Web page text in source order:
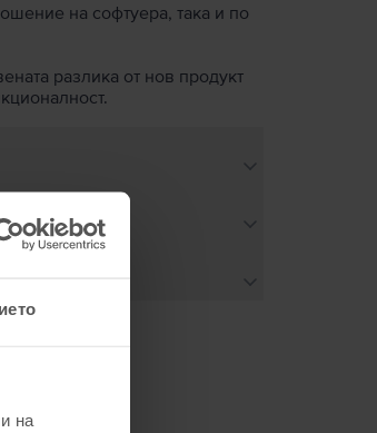
на
на софтуера, така и по
разлика от нов продукт